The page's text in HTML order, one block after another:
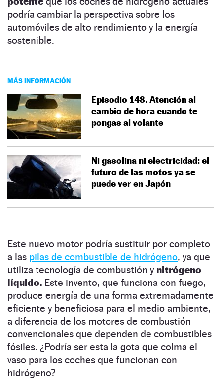
podría cambiar la perspectiva sobre los
automóviles de alto rendimiento y la energía
sostenible.
MÁS INFORMACIÓN
Episodio 148. Atención al
cambio de hora cuando te
pongas al volante
Ni gasolina ni electricidad: el
futuro de las motos ya se
puede ver en Japón
Este nuevo motor podría sustituir por completo
a las pilas de combustible de hidrógeno, ya que
utiliza tecnología de combustión y nitrógeno
líquido. Este invento, que funciona con fuego,
produce energía de una forma extremadamente
eficiente y beneficiosa para el medio ambiente,
a diferencia de los motores de combustión
convencionales que dependen de combustibles
fósiles. ¿Podría ser esta la gota que colma el
vaso para los coches que funcionan con
hidrógeno?